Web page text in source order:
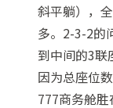
斜平躺），
多。2-3-2的
到中间的3联
因为总座位
777商务舱